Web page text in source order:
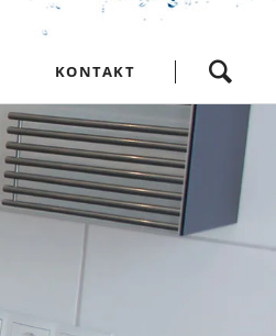
überspringen
KONTAKT